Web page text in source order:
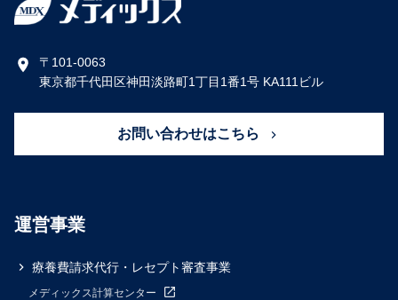
〒101-0063
東京都千代田区神田淡路町1丁目1番1号 KA111ビル
お問い合わせはこちら
運営事業
療養費請求代行・レセプト審査事業
メディックス計算センター